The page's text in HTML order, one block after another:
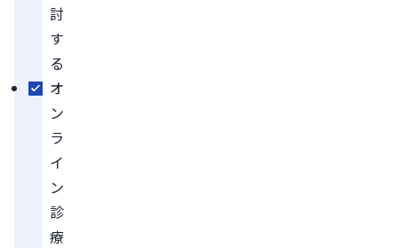
討
す
る
オ
ン
ラ
イ
ン
診
療